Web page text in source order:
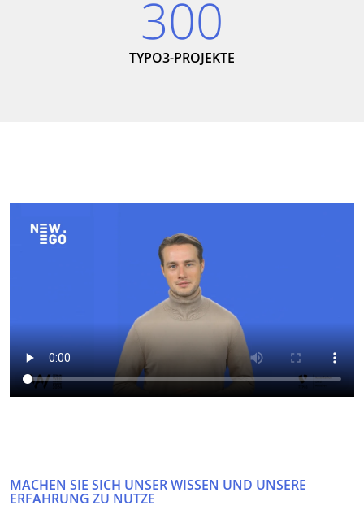
300
TYPO3-PROJEKTE
MACHEN SIE SICH UNSER WISSEN UND UNSERE
ERFAHRUNG ZU NUTZE